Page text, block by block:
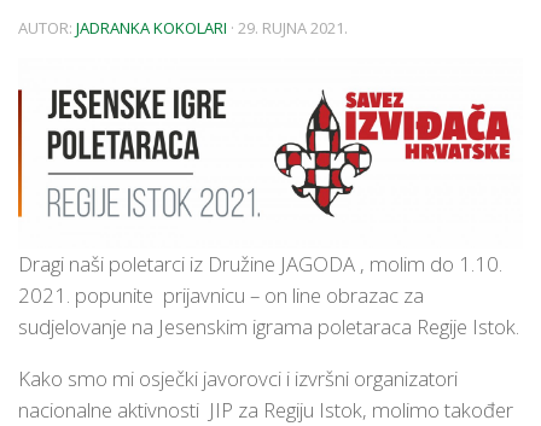
AUTOR: JADRANKA KOKOLARI · 29. RUJNA 2021.
Dragi naši poletarci iz Družine JAGODA , molim do 1.10.
2021. popunite prijavnicu – on line obrazac za
sudjelovanje na Jesenskim igrama poletaraca Regije Istok.
Kako smo mi osječki javorovci i izvršni organizatori
nacionalne aktivnosti JIP za Regiju Istok, molimo također